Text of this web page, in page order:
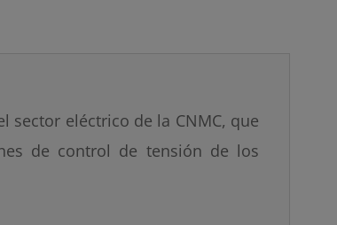
sector eléctrico de la CNMC, que
de control de tensión de los